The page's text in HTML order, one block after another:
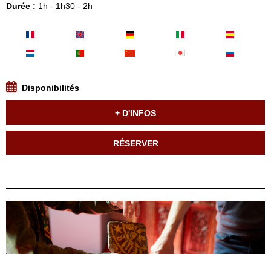
Durée : 1h 1h30 2h
Disponibilités
+ D'INFOS
RÉSERVER